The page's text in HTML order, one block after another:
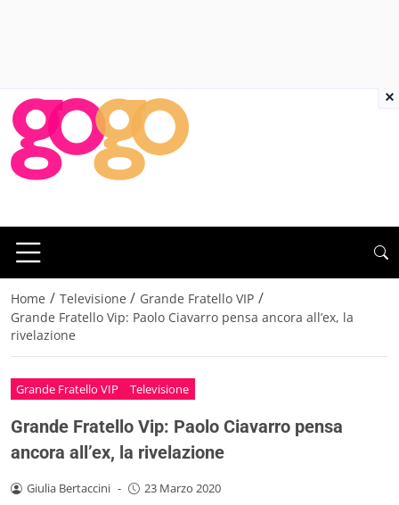
Home / Televisione / Grande Fratello VIP /
Grande Fratello Vip: Paolo Ciavarro pensa ancora all’ex, la
rivelazione
Grande Fratello VIP Televisione
Grande Fratello Vip: Paolo Ciavarro pensa
ancora all’ex, la rivelazione
Giulia Bertaccini - 23 Marzo 2020
×